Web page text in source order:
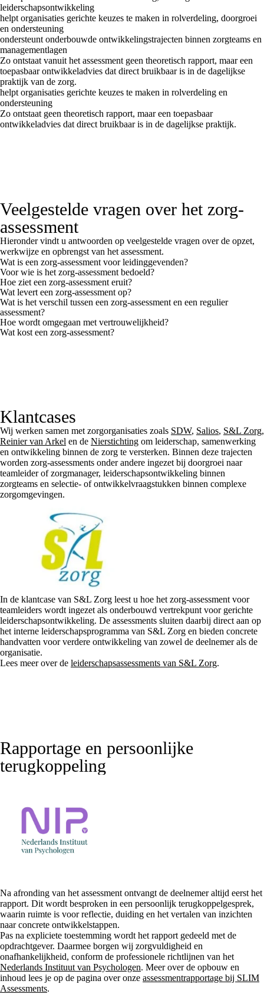
leiderschapsontwikkeling
helpt organisaties gerichte keuzes te maken in rolverdeling, doorgroei
en ondersteuning
ondersteunt onderbouwde ontwikkelingstrajecten binnen zorgteams en
managementlagen
Zo ontstaat vanuit het assessment geen theoretisch rapport, maar een
toepasbaar ontwikkeladvies dat direct bruikbaar is in de dagelijkse
praktijk van de zorg.
helpt organisaties gerichte keuzes te maken in rolverdeling en
ondersteuning
Zo ontstaat geen theoretisch rapport, maar een toepasbaar
ontwikkeladvies dat direct bruikbaar is in de dagelijkse praktijk.
Veelgestelde vragen over het zorg-
assessment
Hieronder vindt u antwoorden op veelgestelde vragen over de opzet,
werkwijze en opbrengst van het assessment.
Wat is een zorg-assessment voor leidinggevenden?
Voor wie is het zorg-assessment bedoeld?
Hoe ziet een zorg-assessment eruit?
Wat levert een zorg-assessment op?
Wat is het verschil tussen een zorg-assessment en een regulier
assessment?
Hoe wordt omgegaan met vertrouwelijkheid?
Wat kost een zorg-assessment?
Klantcases
Wij werken samen met zorgorganisaties zoals SDW, Salios, S&L Zorg,
Reinier van Arkel en de Nierstichting om leiderschap, samenwerking
en ontwikkeling binnen de zorg te versterken. Binnen deze trajecten
worden zorg-assessments onder andere ingezet bij doorgroei naar
teamleider of zorgmanager, leiderschapsontwikkeling binnen
zorgteams en selectie- of ontwikkelvraagstukken binnen complexe
zorgomgevingen.
In de klantcase van S&L Zorg leest u hoe het zorg-assessment voor
teamleiders wordt ingezet als onderbouwd vertrekpunt voor gerichte
leiderschapsontwikkeling. De assessments sluiten daarbij direct aan op
het interne leiderschapsprogramma van S&L Zorg en bieden concrete
handvatten voor verdere ontwikkeling van zowel de deelnemer als de
organisatie.
Lees meer over de leiderschapsassessments van S&L Zorg.
Rapportage en persoonlijke
terugkoppeling
Na afronding van het assessment ontvangt de deelnemer altijd eerst het
rapport. Dit wordt besproken in een persoonlijk terugkoppelgesprek,
waarin ruimte is voor reflectie, duiding en het vertalen van inzichten
naar concrete ontwikkelstappen.
Pas na expliciete toestemming wordt het rapport gedeeld met de
opdrachtgever. Daarmee borgen wij zorgvuldigheid en
onafhankelijkheid, conform de professionele richtlijnen van het
Nederlands Instituut van Psychologen. Meer over de opbouw en
inhoud lees je op de pagina over onze assessmentrapportage bij SLIM
Assessments.